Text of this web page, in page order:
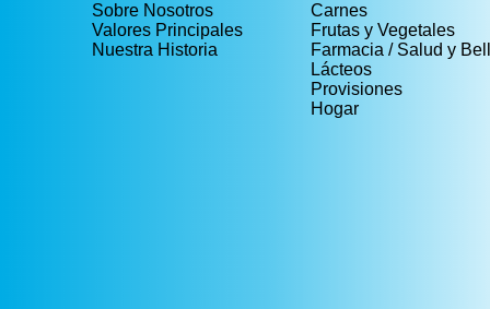
Sobre Nosotros
Valores Principales
Nuestra Historia
Carnes
Frutas y Vegetales
Farmacia / Salud y
Lácteos
Provisiones
Hogar